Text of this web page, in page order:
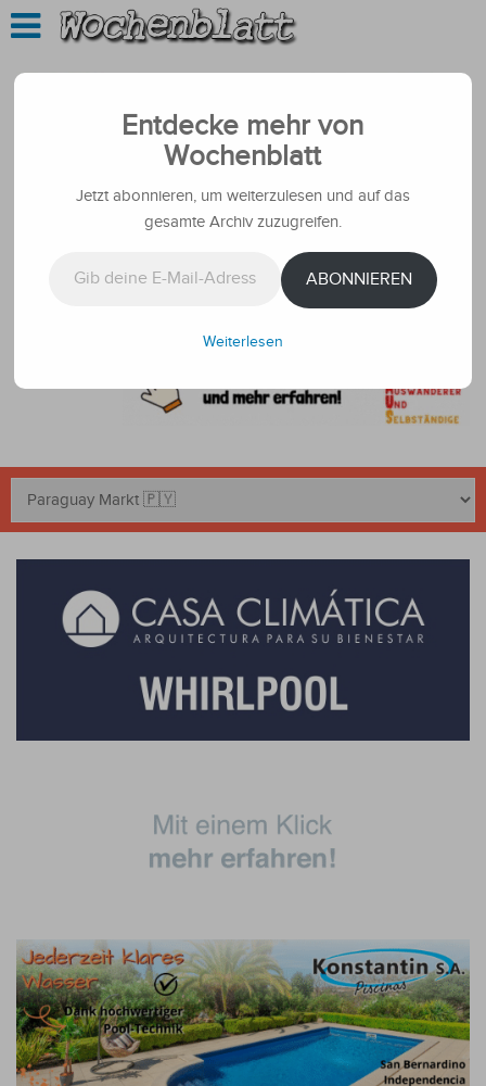
Entdecke mehr von
Wochenblatt
Jetzt abonnieren, um weiterzulesen und auf das
gesamte Archiv zuzugreifen.
ABONNIEREN
Weiterlesen